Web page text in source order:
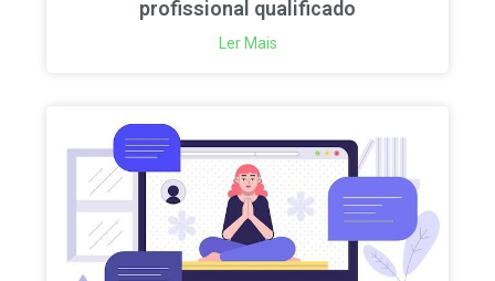
profissional qualificado
Ler Mais